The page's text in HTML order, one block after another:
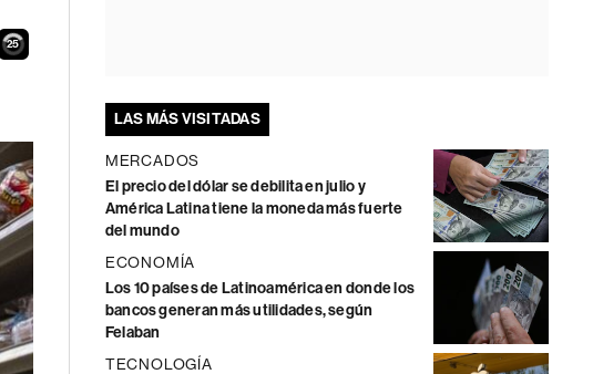
24
LAS MÁS VISITADAS
MERCADOS
El precio del dólar se debilita en julio y
América Latina tiene la moneda más fuerte
del mundo
ECONOMÍA
Los 10 países de Latinoamérica en donde los
bancos generan más utilidades, según
Felaban
TECNOLOGÍA